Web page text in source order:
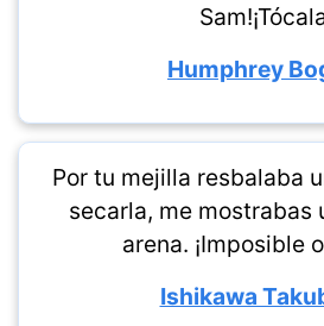
Humphrey
Por tu mejilla resbalaba
secarla, me mostrabas
arena. ¡Imposible
Ishikawa